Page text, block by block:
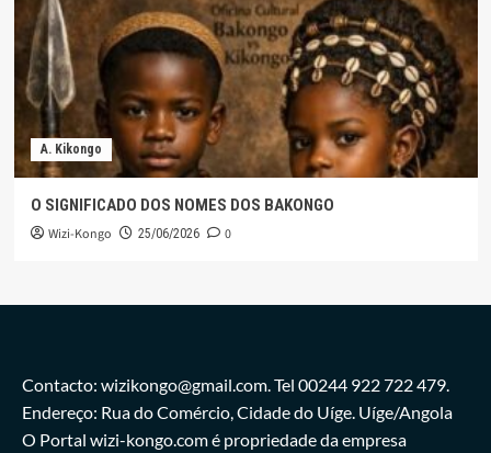
A. Kikongo
O SIGNIFICADO DOS NOMES DOS BAKONGO
Wizi-Kongo 25/06/2026 0
Contacto: wizikongo@gmail.com. Tel 00244 922 722 479.
Endereço: Rua do Comércio, Cidade do Uíge. Uíge/Angola
O Portal wizi-kongo.com é propriedade da empresa